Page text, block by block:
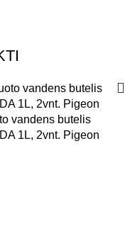
vandens butelis
1L, 2vnt. Pigeon